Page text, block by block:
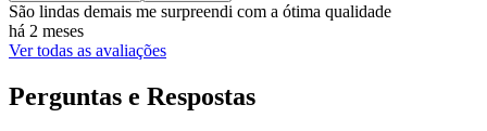
São lindas demais me surpreendi com a ótima qualidade
há 2 meses
Ver todas as avaliações
Perguntas e Respostas